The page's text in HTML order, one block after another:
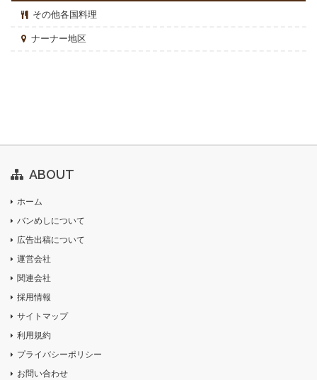
その他各国料理
ナーナー地区
ABOUT
ホーム
バンめしについて
広告出稿について
運営会社
関連会社
採用情報
サイトマップ
利用規約
プライバシーポリシー
お問い合わせ